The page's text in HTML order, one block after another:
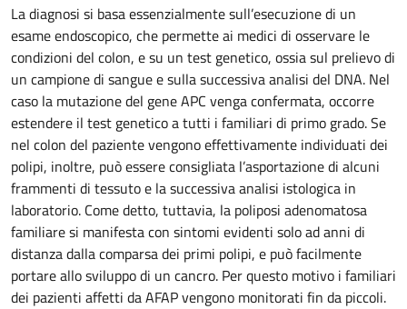
La diagnosi si basa essenzialmente sull’esecuzione di un
esame endoscopico, che permette ai medici di osservare le
condizioni del colon, e su un test genetico, ossia sul prelievo di
un campione di sangue e sulla successiva analisi del DNA. Nel
caso la mutazione del gene APC venga confermata, occorre
estendere il test genetico a tutti i familiari di primo grado. Se
nel colon del paziente vengono effettivamente individuati dei
polipi, inoltre, può essere consigliata l’asportazione di alcuni
frammenti di tessuto e la successiva analisi istologica in
laboratorio. Come detto, tuttavia, la poliposi adenomatosa
familiare si manifesta con sintomi evidenti solo ad anni di
distanza dalla comparsa dei primi polipi, e può facilmente
portare allo sviluppo di un cancro. Per questo motivo i familiari
dei pazienti affetti da AFAP vengono monitorati fin da piccoli.